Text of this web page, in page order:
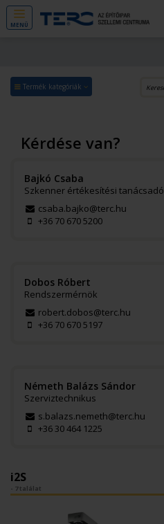
MENÜ
Termék kategóriák
Kérdése van?
Bajkó Csaba
Szkenner értékesítési tanácsadó
csaba.bajko@terc.hu
+36 70 670 5200
Dobos Róbert
Rendszermérnök
robert.dobos@terc.hu
+36 70 670 5197
Németh Balázs Sándor
Szerviztechnikus
s.balazs.nemeth@terc.hu
+36 30 464 1225
i2S
- 7 találat